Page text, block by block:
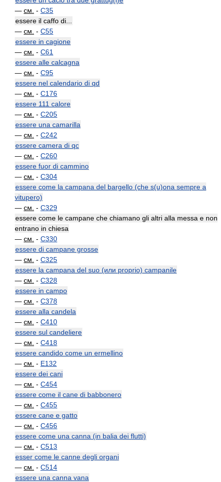
— см. - C35
essere il caffo di...
— см. - C55
essere in cagione
— см. - C61
essere alle calcagna
— см. - C95
essere nel calendario di qd
— см. - C176
essere 111 calore
— см. - C205
essere una camarilla
— см. - C242
essere camera di qc
— см. - C260
essere fuor di cammino
— см. - C304
essere come la campana del bargello (che s(u)ona sempre a
vitupero)
— см. - C329
essere come le campane che chiamano gli altri alla messa e non
entrano in chiesa
— см. - C330
essere di campane grosse
— см. - C325
essere la campana del suo (или proprio) campanile
— см. - C328
essere in campo
— см. - C378
essere alla candela
— см. - C410
essere sul candeliere
— см. - C418
essere candido come un ermellino
— см. - E132
essere dei cani
— см. - C454
essere come il cane di babbonero
— см. - C455
essere cane e gatto
— см. - C456
essere come una canna (in balia dei flutti)
— см. - C513
esser come le canne degli organi
— см. - C514
essere una canna vana